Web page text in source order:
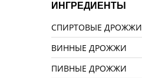
ИНГРЕДИЕНТЫ
СПИРТОВЫЕ ДРОЖЖИ
ВИННЫЕ ДРОЖЖИ
ПИВНЫЕ ДРОЖЖИ